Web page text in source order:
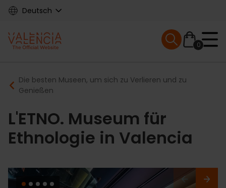
Skip
content
Deutsch
Main
navigation
0
Mobile menu
Breadcrumb
Die besten Museen, um sich zu Verlieren und zu
Genießen
L'ETNO. Museum für
Ethnologie in Valencia